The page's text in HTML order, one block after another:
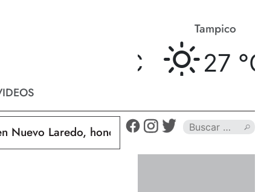
Tampico
27 ° C
Laredo, hondureño muere calcinado